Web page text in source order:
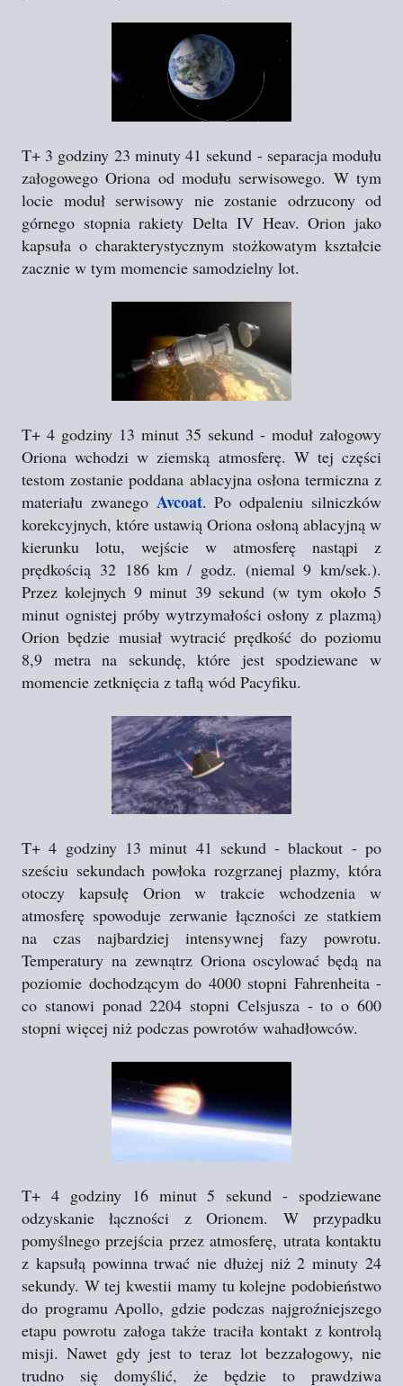
T+ 3 godziny 23 minuty 41 sekund - separacja modułu
załogowego Oriona od modułu serwisowego. W tym
locie moduł serwisowy nie zostanie odrzucony od
górnego stopnia rakiety Delta IV Heav. Orion jako
kapsuła o charakterystycznym stożkowatym kształcie
zacznie w tym momencie samodzielny lot.
T+ 4 godziny 13 minut 35 sekund - moduł załogowy
Oriona wchodzi w ziemską atmosferę. W tej części
testom zostanie poddana ablacyjna osłona termiczna z
materiału zwanego Avcoat. Po odpaleniu silniczków
korekcyjnych, które ustawią Oriona osłoną ablacyjną w
kierunku lotu, wejście w atmosferę nastąpi z
prędkością 32 186 km / godz. (niemal 9 km/sek.).
Przez kolejnych 9 minut 39 sekund (w tym około 5
minut ognistej próby wytrzymałości osłony z plazmą)
Orion będzie musiał wytracić prędkość do poziomu
8,9 metra na sekundę, które jest spodziewane w
momencie zetknięcia z taflą wód Pacyfiku.
T+ 4 godziny 13 minut 41 sekund - blackout - po
sześciu sekundach powłoka rozgrzanej plazmy, która
otoczy kapsułę Orion w trakcie wchodzenia w
atmosferę spowoduje zerwanie łączności ze statkiem
na czas najbardziej intensywnej fazy powrotu.
Temperatury na zewnątrz Oriona oscylować będą na
poziomie dochodzącym do 4000 stopni Fahrenheita -
co stanowi ponad 2204 stopni Celsjusza - to o 600
stopni więcej niż podczas powrotów wahadłowców.
T+ 4 godziny 16 minut 5 sekund - spodziewane
odzyskanie łączności z Orionem. W przypadku
pomyślnego przejścia przez atmosferę, utrata kontaktu
z kapsułą powinna trwać nie dłużej niż 2 minuty 24
sekundy. W tej kwestii mamy tu kolejne podobieństwo
do programu Apollo, gdzie podczas najgroźniejszego
etapu powrotu załoga także traciła kontakt z kontrolą
misji. Nawet gdy jest to teraz lot bezzałogowy, nie
trudno się domyślić, że będzie to prawdziwa